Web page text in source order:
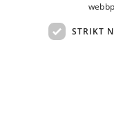
STRIKT